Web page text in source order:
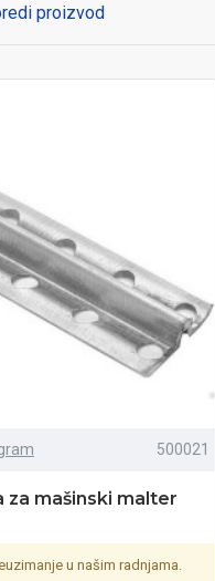
proizvod
500021
za mašinski malter
u našim radnjama.